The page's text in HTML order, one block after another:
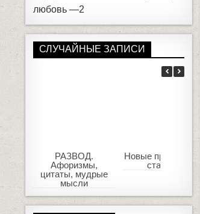
любовь —2
СЛУЧАЙНЫЕ ЗАПИСИ
РАЗВОД.
Афоризмы,
цитаты, мудрые
мысли
Новые прикольные
статусы